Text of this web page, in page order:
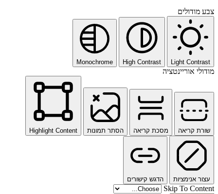
צבע מודולים
Light Contrast
High Contrast
Monochrome
מודולי אוריינטציה
שורת קריאה מסכת קריאה הסתר תמונות Highlight Content
עצור אנימציות הדגש קישורים
Skip To Content